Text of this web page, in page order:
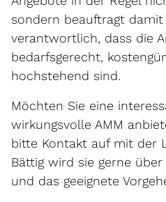
sondern beauftragt
verantwortlich, dass die
bedarfsgerecht,
hochstehend sind.
Möchten Sie eine
wirkungsvolle AMM
bitte Kontakt auf mit der
Bättig wird sie gerne
und das geeignete